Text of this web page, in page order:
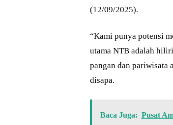
(12/09/2025).
“Kami punya potensi
utama NTB adalah
pangan dan pariwisata
disapa.
Baca Juga: Pusat